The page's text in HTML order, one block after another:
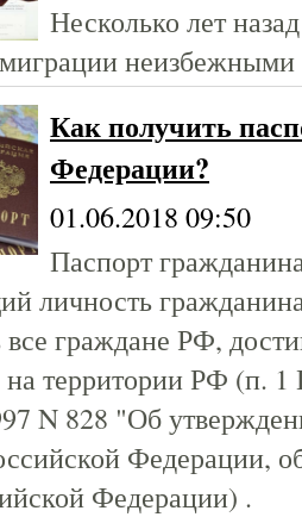
Несколько лет
Как получить
Федерации?
01.06.2018 09:50
Паспорт
личность
граждане РФ,
территории РФ (п. 1
N 828 "Об
Федерации,
Федерации) .